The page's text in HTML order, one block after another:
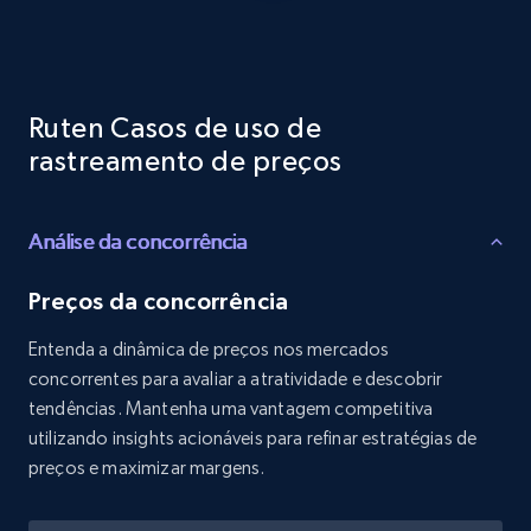
URL, Product id, Listing inventory id, Title, Rating,
price, and more.
1.9K+ 323+ Comece agora
Amazon products search
Ruten Casos de uso de
rastreamento de preços
Análise da concorrência
Preços da concorrência
Entenda a dinâmica de preços nos mercados
concorrentes para avaliar a atratividade e descobrir
tendências. Mantenha uma vantagem competitiva
utilizando insights acionáveis para refinar estratégias de
preços e maximizar margens.